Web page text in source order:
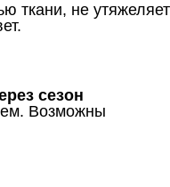
ткани, не утяжеляет
сезон
Возможны